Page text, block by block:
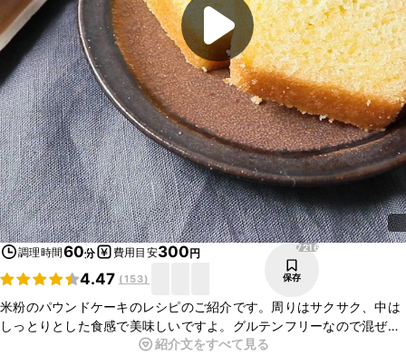
調理時間60分 費用目安300円
4.47 (153)
7216
保存
米粉のパウンドケーキのレシピのご紹介です。周りはサクサク、中は
しっとりとした食感で美味しいですよ。グルテンフリーなので混ぜる
コツなどもなく、お菓子初心者の方でも簡単にお作りいただけます。
紹介文をすべて見る